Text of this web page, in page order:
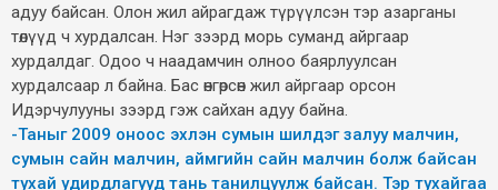
адуу байсан. Олон жил айрагдаж түрүүлсэн тэр азарганы
төлүүд ч хурдалсан. Нэг зээрд морь суманд айргаар
хурдалдаг. Одоо ч наадамчин олноо баярлуулсан
хурдалсаар л байна. Бас өнгөрсөн жил айргаар орсон
Идэрчулууны зээрд гэж сайхан адуу байна.
-Таныг 2009 оноос эхлэн сумын шилдэг залуу малчин,
сумын сайн малчин, аймгийн сайн малчин болж байсан
тухай удирдлагууд тань танилцуулж байсан. Тэр тухайгаа